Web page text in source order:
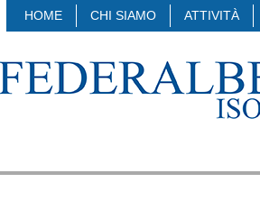
HOME CHI SIAMO ATTIVITÀ